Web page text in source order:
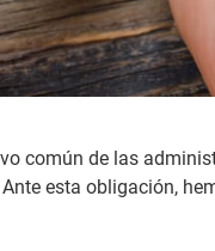
común de las
esta obligación,